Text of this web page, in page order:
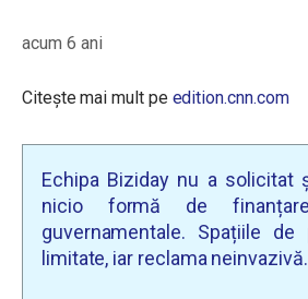
acum 6 ani
Citește mai mult pe edition.cnn.com
Echipa Biziday nu a solicitat
nicio formă de
guvernamentale. Spațiile
limitate, iar reclama neinvazivă.